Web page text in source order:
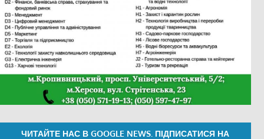
ЧИТАЙТЕ НАС В GOOGLE NEWS. ПІДПИСАТИСЯ НА